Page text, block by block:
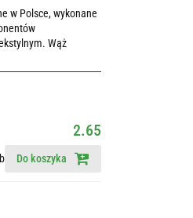
w Polsce, wykonane
Wąż
2.65
Do koszyka